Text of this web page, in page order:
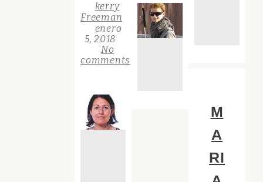
kerry
Freeman
enero
5, 2018
No
comments
M
A
RI